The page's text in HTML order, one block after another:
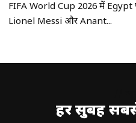
FIFA World Cup 2026 में
Lionel Messi और Anant...
हर सुबह